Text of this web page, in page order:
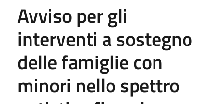
Avviso per gli
interventi a sostegno
delle famiglie con
minori nello spettro